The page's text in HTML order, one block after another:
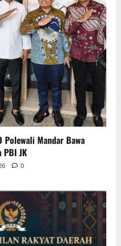
Polewali Mandar Bawa
PBI JK
0